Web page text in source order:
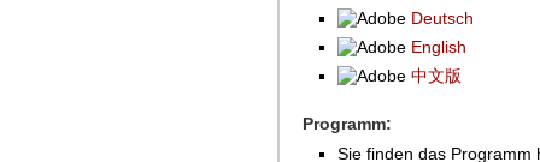
Deutsch
English
中文版
Programm:
Sie finden das Programm